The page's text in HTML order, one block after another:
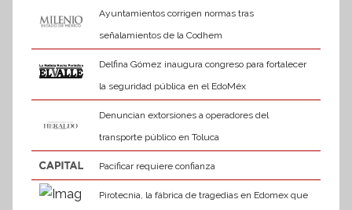
Ayuntamientos corrigen normas tras
señalamientos de la Codhem
Delfina Gómez inaugura congreso para fortalecer
la seguridad pública en el EdoMéx
Denuncian extorsiones a operadores del
transporte público en Toluca
Pacificar requiere confianza
Pirotecnia, la fábrica de tragedias en Edomex que